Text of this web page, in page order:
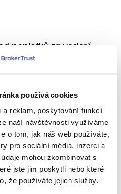
používá cookies
a reklam, poskytování funkcí
naší návštěvnosti využíváme
o tom, jak náš web používáte,
pro sociální média, inzerci a
mohou zkombinovat s
jste jim poskytli nebo které
že používáte jejich služby.
poplatků za vedení
poplatky ale stále
ty vám pak mohou
za mimořádnou
U některých bank
až desítky procent
ale měla v letošním roce
novela zákona